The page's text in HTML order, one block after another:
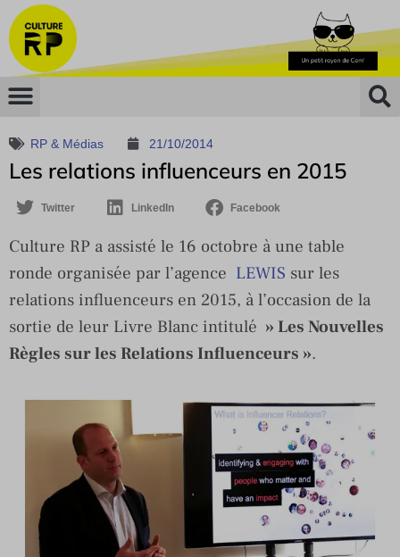
RP & Médias 21/10/2014
Les relations influenceurs en 2015
Twitter LinkedIn Facebook
Culture RP a assisté le 16 octobre à une table
ronde organisée par l’agence LEWIS sur les
relations influenceurs en 2015, à l’occasion de la
sortie de leur Livre Blanc intitulé » Les Nouvelles
Règles sur les Relations Influenceurs ».